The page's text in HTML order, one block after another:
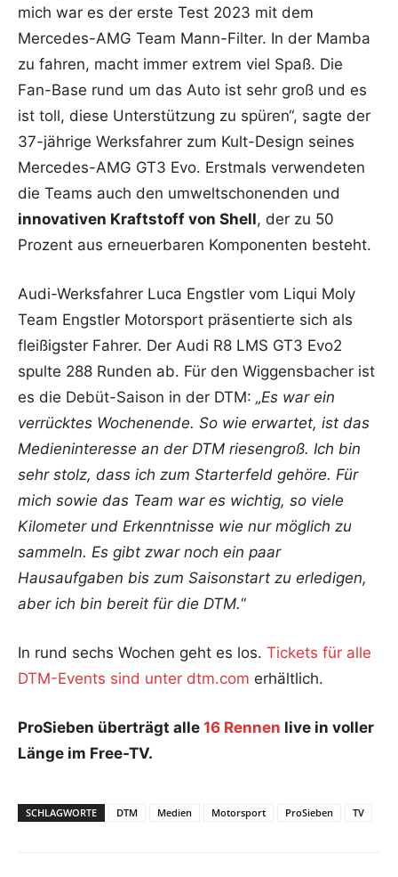
mich war es der erste Test 2023 mit dem
Mercedes-AMG Team Mann-Filter. In der Mamba
zu fahren, macht immer extrem viel Spaß. Die
Fan-Base rund um das Auto ist sehr groß und es
ist toll, diese Unterstützung zu spüren“, sagte der
37-jährige Werksfahrer zum Kult-Design seines
Mercedes-AMG GT3 Evo. Erstmals verwendeten
die Teams auch den umweltschonenden und
innovativen Kraftstoff von Shell, der zu 50
Prozent aus erneuerbaren Komponenten besteht.
Audi-Werksfahrer Luca Engstler vom Liqui Moly
Team Engstler Motorsport präsentierte sich als
fleißigster Fahrer. Der Audi R8 LMS GT3 Evo2
spulte 288 Runden ab. Für den Wiggensbacher ist
es die Debüt-Saison in der DTM: „Es war ein
verrücktes Wochenende. So wie erwartet, ist das
Medieninteresse an der DTM riesengroß. Ich bin
sehr stolz, dass ich zum Starterfeld gehöre. Für
mich sowie das Team war es wichtig, so viele
Kilometer und Erkenntnisse wie nur möglich zu
sammeln. Es gibt zwar noch ein paar
Hausaufgaben bis zum Saisonstart zu erledigen,
aber ich bin bereit für die DTM.“
In rund sechs Wochen geht es los. Tickets für alle
DTM-Events sind unter dtm.com erhältlich.
ProSieben überträgt alle 16 Rennen live in voller
Länge im Free-TV.
SCHLAGWORTE DTM Medien Motorsport ProSieben TV